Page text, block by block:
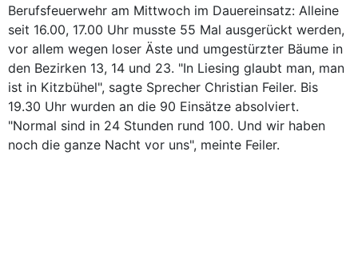
Berufsfeuerwehr am Mittwoch im Dauereinsatz: Alleine
seit 16.00, 17.00 Uhr musste 55 Mal ausgerückt werden,
vor allem wegen loser Äste und umgestürzter Bäume in
den Bezirken 13, 14 und 23. "In Liesing glaubt man, man
ist in Kitzbühel", sagte Sprecher Christian Feiler. Bis
19.30 Uhr wurden an die 90 Einsätze absolviert.
"Normal sind in 24 Stunden rund 100. Und wir haben
noch die ganze Nacht vor uns", meinte Feiler.